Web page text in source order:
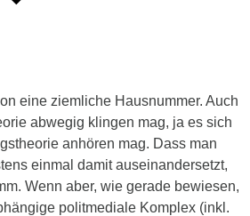
eine ziemliche Hausnummer. Auch
abwegig klingen mag, ja es sich
anhören mag. Dass man
einmal damit auseinandersetzt,
Wenn aber, wie gerade bewiesen,
politmediale Komplex (inkl.